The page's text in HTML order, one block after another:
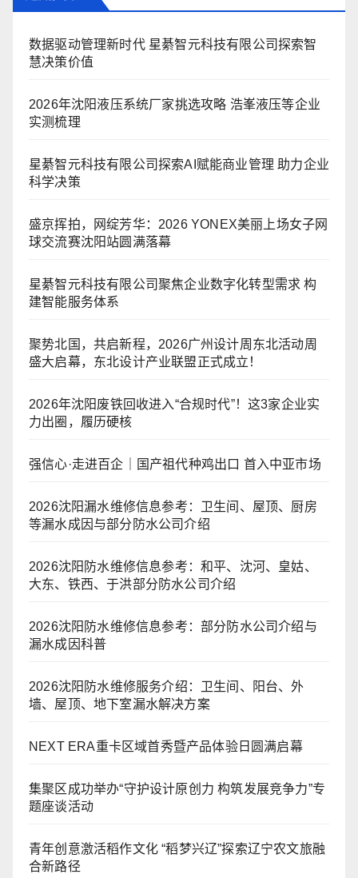
数据驱动管理新时代 星綦智元科技有限公司探索智
慧决策价值
2026年沈阳液压系统厂家挑选攻略 浩峯液压等企业
实测梳理
星綦智元科技有限公司探索AI赋能商业管理 助力企业
科学决策
盛京挥拍，网绽芳华：2026 YONEX美丽上场女子网
球交流赛沈阳站圆满落幕
星綦智元科技有限公司聚焦企业数字化转型需求 构
建智能服务体系
聚势北国，共启新程，2026广州设计周东北活动周
盛大启幕，东北设计产业联盟正式成立！
2026年沈阳废铁回收进入“合规时代”！这3家企业实
力出圈，履历硬核
强信心·走进百企｜国产祖代种鸡出口 首入中亚市场
2026沈阳漏水维修信息参考：卫生间、屋顶、厨房
等漏水成因与部分防水公司介绍
2026沈阳防水维修信息参考：和平、沈河、皇姑、
大东、铁西、于洪部分防水公司介绍
2026沈阳防水维修信息参考：部分防水公司介绍与
漏水成因科普
2026沈阳防水维修服务介绍：卫生间、阳台、外
墙、屋顶、地下室漏水解决方案
NEXT ERA重卡区域首秀暨产品体验日圆满启幕
集聚区成功举办“守护设计原创力 构筑发展竞争力”专
题座谈活动
青年创意激活稻作文化 “稻梦兴辽”探索辽宁农文旅融
合新路径